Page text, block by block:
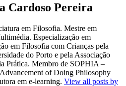
Cardoso Pereira
em Filosofia. Mestre em
Especialização em
em Filosofia com Crianças pela
do Porto e pela Associação
Prática. Membro de SOPHIA –
of Doing Philosophy
em e-learning. View all posts by